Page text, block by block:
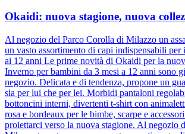
Okaidi: nuova stagione, nuova
Al negozio del Parco Corolla di Milazzo un
un vasto assortimento di capi indispensabili per
ai 12 anni Le prime novità di Okaidi per la
Inverno per bambini da 3 mesi a 12 anni sono
negozio. Delicata e di tendenza, propone un
sia per lui che per lei. Morbidi pantaloni
bottoncini interni, divertenti t-shirt con
rosa e bordeaux per le bimbe, scarpe e
proiettarci verso la nuova stagione. Al negozio